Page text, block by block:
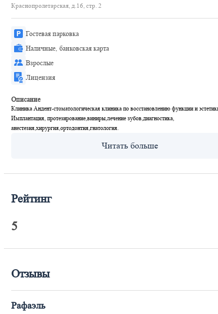
Краснопролетарская, д.16, стр. 2
Гостевая парковка
Наличные, банковская карта
Взрослые
Лицензия
Описание
Клиника Андент-стоматологическая клиника по восстановлению функции и
Имплантация, протезирование,виниры,лечение зубов,диагностика,
анестезия,хирургия,ортодонтия,гнатология.
Рейтинг
5
Отзывы
Рафаэль